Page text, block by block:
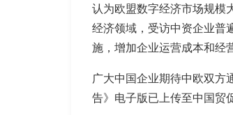
认为欧盟数字经济市场规模
经济领域， 受访中资企业普
施，增加企业运营成本和经
广大中国企业期待中欧双方
告》电子版已上传至中国贸